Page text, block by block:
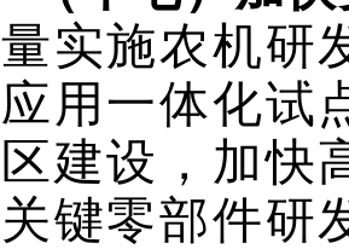
量实施农机研
应用一体化试
区建设，加快
关键零部件研